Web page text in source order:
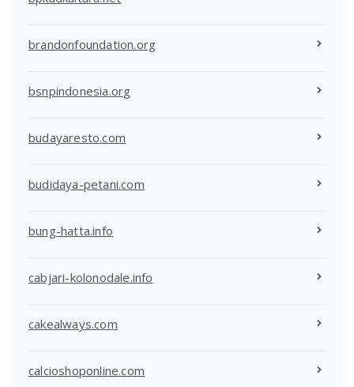
brandonfoundation.org
bsnpindonesia.org
budayaresto.com
budidaya-petani.com
bung-hatta.info
cabjari-kolonodale.info
cakealways.com
calcioshoponline.com